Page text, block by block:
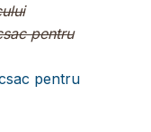
pentru
pentru